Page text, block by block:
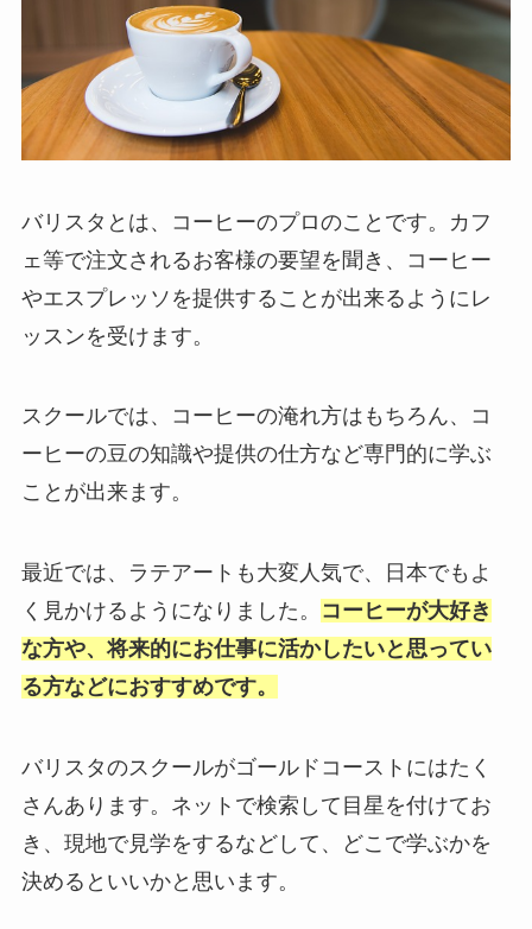
バリスタとは、コーヒーのプロのことです。カフ
ェ等で注文されるお客様の要望を聞き、コーヒー
やエスプレッソを提供することが出来るようにレ
ッスンを受けます。
スクールでは、コーヒーの淹れ方はもちろん、コ
ーヒーの豆の知識や提供の仕方など専門的に学ぶ
ことが出来ます。
最近では、ラテアートも大変人気で、日本でもよ
く見かけるようになりました。
コーヒーが大好き
な方や、将来的にお仕事に活かしたいと思ってい
る方などにおすすめです。
バリスタのスクールがゴールドコーストにはたく
さんあります。ネットで検索して目星を付けてお
き、現地で見学をするなどして、どこで学ぶかを
決めるといいかと思います。